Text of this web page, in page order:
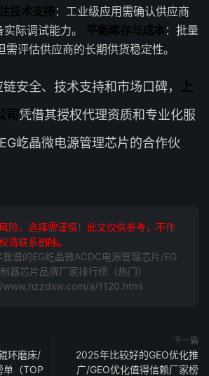
技术支持：工业级应用需确认供应商
际调试能力。 平衡库存与成本：批量
评估供应商的长期供货稳定性。
安全、技术支持和市场口碑，
上
司凭借其授权代理资质和专业化服
屹晶微电源管理芯片的合作伙
险，选择需谨慎！此文仅供参考，不作
请联系删除。
谱的EG屹晶微ACDC电源管理芯片/EG
器芯片品牌厂家排行榜（热门）
a/1120.html
环磨床/
单（TOP
下一篇
2025年比较好的GEO优化推
广/GEO优化值得信赖厂家榜